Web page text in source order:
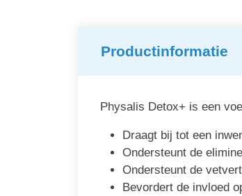
Productinformatie
Physalis Detox+ is een
Draagt bij tot een
Ondersteunt de
Ondersteunt de
Bevordert de invloed